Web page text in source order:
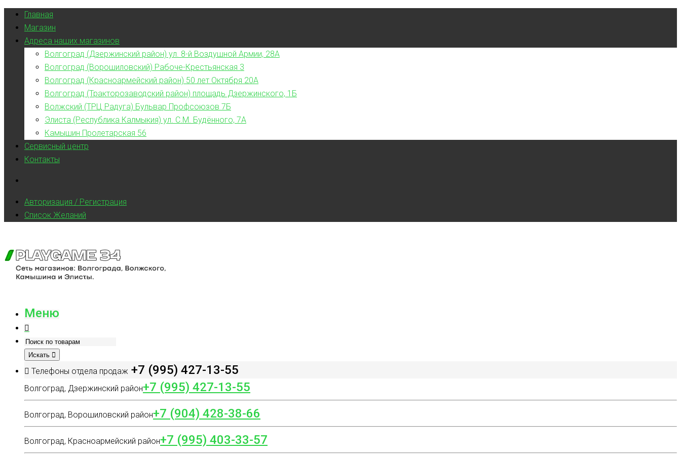
Главная
Магазин
Адреса наших магазинов
Волгоград (Дзержинский район) ул. 8-й Воздушной Армии, 28А
Волгоград (Ворошиловский) Рабоче-Крестьянская 3
Волгоград (Красноармейский район) 50 лет Октября 20А
Волгоград (Тракторозаводский район) площадь Дзержинского, 1Б
Волжский (ТРЦ Радуга) Бульвар Профсоюзов 7Б
Элиста (Республика Калмыкия) ул. С.М. Будённого, 7А
Камышин Пролетарская 56
Сервисный центр
Контакты
Авторизация / Регистрация
Список Желаний
Меню
Искать
Телефоны отдела продаж +7 (995) 427-13-55
Волгоград, Дзержинский район+7 (995) 427-13-55
Волгоград, Ворошиловский район+7 (904) 428-38-66
Волгоград, Красноармейский район+7 (995) 403-33-57